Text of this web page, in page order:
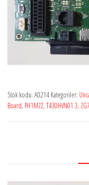
Stok kodu: A0214 Kategoriler:
Board, PH1MZZ, T430HVN01.3,